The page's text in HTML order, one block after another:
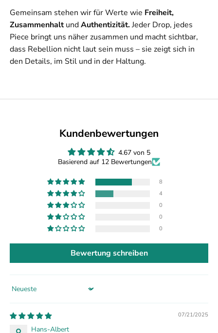
Gemeinsam stehen wir für Werte wie Freiheit,
ZusammenhaltundAuthentizität.Jeder Drop, jedes
Piece bringt uns näher zusammen und macht sichtbar,
dass Rebellion nicht laut sein muss – sie zeigt sich in
den Details, im Stil und in der Haltung.
Kundenbewertungen
4.67 von 5
Basierend auf 12 Bewertungen
8
4
0
0
0
Bewertung schreiben
Sort by
07/21/2025
Hans-Albert